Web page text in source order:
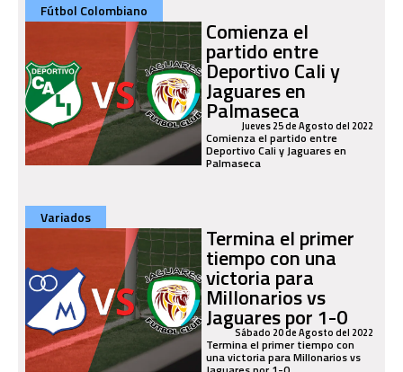
Fútbol Colombiano
Comienza el
partido entre
Deportivo Cali y
Jaguares en
Palmaseca
Jueves 25 de Agosto del 2022
Comienza el partido entre
Deportivo Cali y Jaguares en
Palmaseca
Variados
Termina el primer
tiempo con una
victoria para
Millonarios vs
Jaguares por 1-0
Sábado 20 de Agosto del 2022
Termina el primer tiempo con
una victoria para Millonarios vs